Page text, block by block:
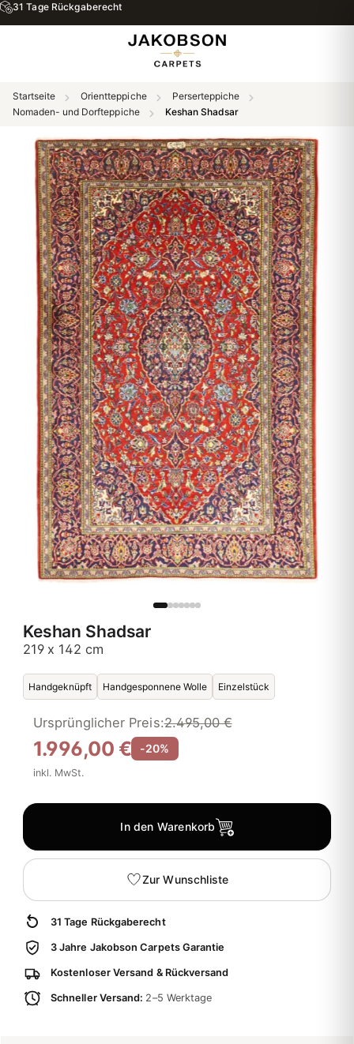
31 Tage Rückgaberecht
Startseite Orientteppiche
Perserteppiche
Nomaden- und Dorfteppiche
Keshan Shadsar
Keshan Shadsar
219 x 142 cm
Handgeknüpft Handgesponnene Wolle Einzelstück
1.996,00 €
Ursprünglicher Preis:2.495,00 €
-20%
inkl. MwSt.
In den Warenkorb
Zur Wunschliste
31 Tage Rückgaberecht
3 Jahre Jakobson Carpets Garantie
Kostenloser Versand & Rückversand
Schneller Versand: 2–5 Werktage